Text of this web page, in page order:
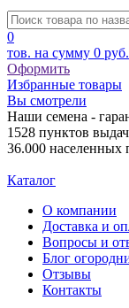
0
тов. на сумму 0 руб.
Оформить
Избранные товары
Вы смотрели
Наши семена -
1528 пунктов
36.000 населенных
Каталог
О компании
Доставка и
Вопросы и
Блог
Отзывы
Контакты